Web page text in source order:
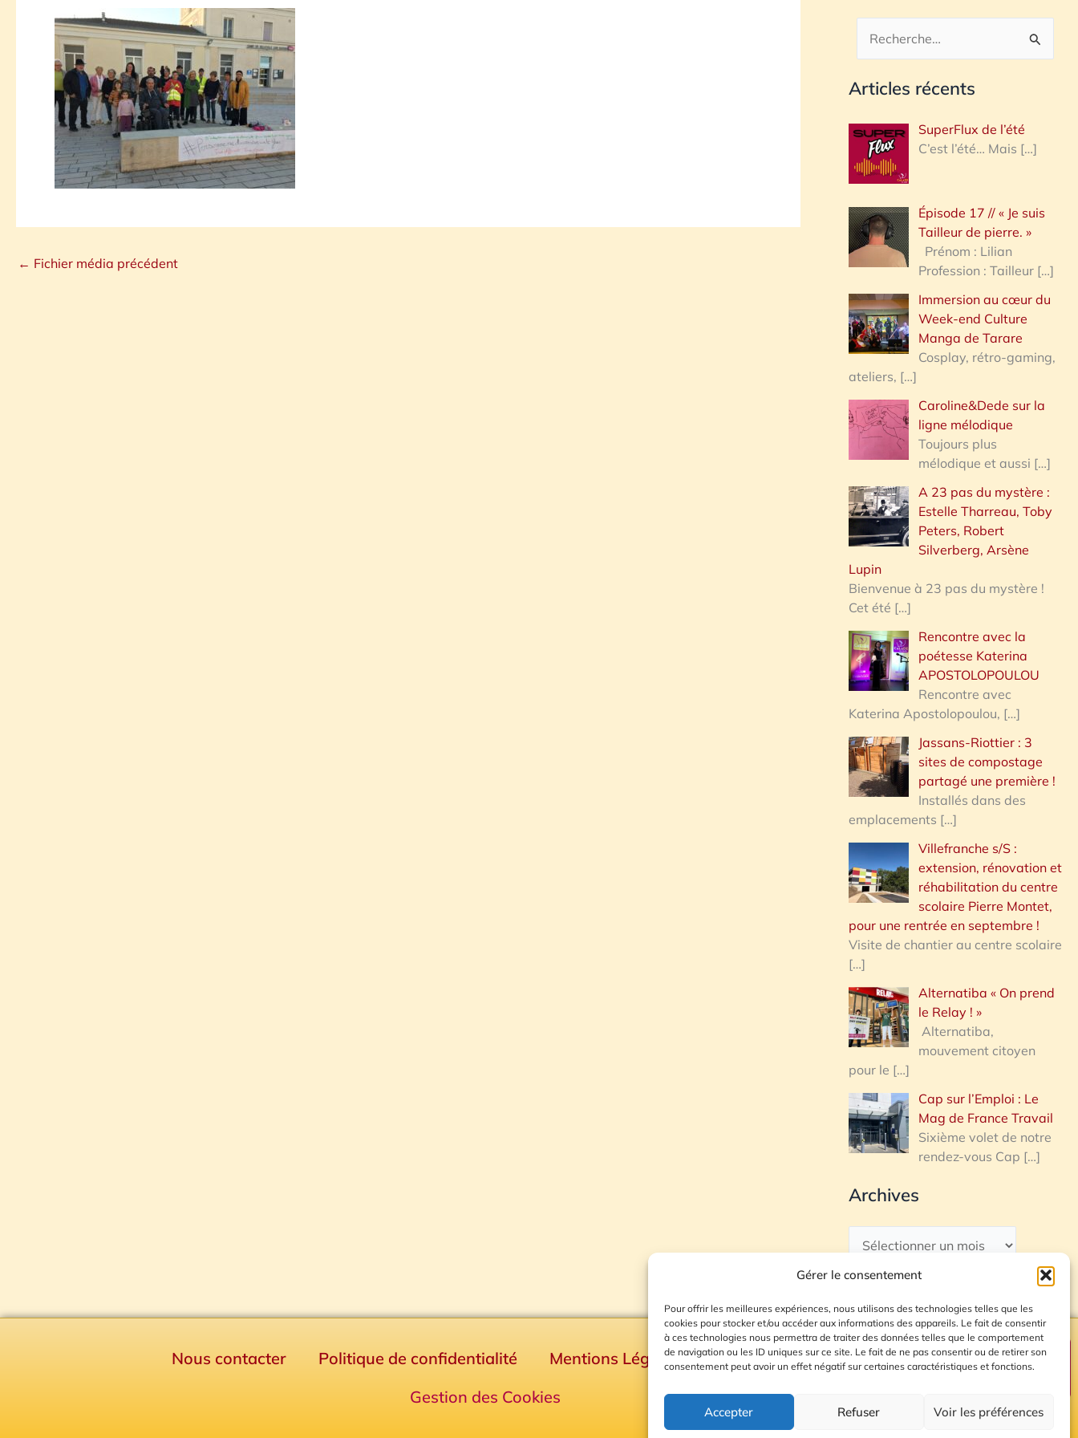
Gérer le consentement
Pour offrir les meilleures expériences, nous utilisons des technologies telles que les
cookies pour stocker et/ou accéder aux informations des appareils. Le fait de consentir
à ces technologies nous permettra de traiter des données telles que le comportement
de navigation ou les ID uniques sur ce site. Le fait de ne pas consentir ou de retirer son
consentement peut avoir un effet négatif sur certaines caractéristiques et fonctions.
Accepter Refuser Voir les préférences
← Fichier média précédent
c
h
r
h
e
:
Articles récents
SuperFlux de l’été
C’est l’été… Mais […]
Épisode 17 // « Je suis
Tailleur de pierre. »
Prénom : Lilian
Profession : Tailleur […]
Immersion au cœur du
Week-end Culture
Manga de Tarare
Cosplay, rétro-gaming,
ateliers, […]
Caroline&Dede sur la
ligne mélodique
Toujours plus
mélodique et aussi […]
A 23 pas du mystère :
Estelle Tharreau, Toby
Peters, Robert
Silverberg, Arsène
Lupin
Bienvenue à 23 pas du mystère !
Cet été […]
Rencontre avec la
poétesse Katerina
APOSTOLOPOULOU
Rencontre avec
Katerina Apostolopoulou, […]
Jassans-Riottier : 3
sites de compostage
partagé une première !
Installés dans des
emplacements […]
Villefranche s/S :
extension, rénovation et
réhabilitation du centre
scolaire Pierre Montet,
pour une rentrée en septembre !
Visite de chantier au centre scolaire
[…]
Alternatiba « On prend
le Relay ! »
Alternatiba,
mouvement citoyen
pour le […]
Cap sur l’Emploi : Le
Mag de France Travail
Sixième volet de notre
rendez-vous Cap […]
Archives
Nous contacter Politique de confidentialité Mentions Légales
Plan du site
Gestion des Cookies